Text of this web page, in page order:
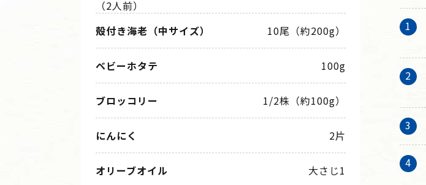
（2人前）
殻付き海老（中サイズ）
10尾（約200g）
ベビーホタテ 100g
ブロッコリー 1/2株（約100g）
にんにく 2片
オリーブオイル 大さじ1